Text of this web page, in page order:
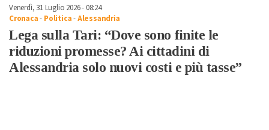
Venerdì, 31 Luglio 2026 - 08:24
Cronaca- Politica-Alessandria
Lega sulla Tari: “Dove sono finite le
riduzioni promesse? Ai cittadini di
Alessandria solo nuovi costi e più tasse”